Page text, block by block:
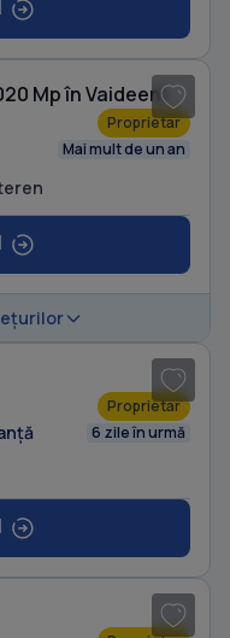
Mp în Vaideeni
Proprietar
Mai mult de un an
Proprietar
6 zile în urmă